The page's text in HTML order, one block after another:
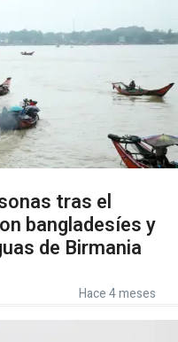
tras el
bangladesíes y
de Birmania
Hace 4 meses